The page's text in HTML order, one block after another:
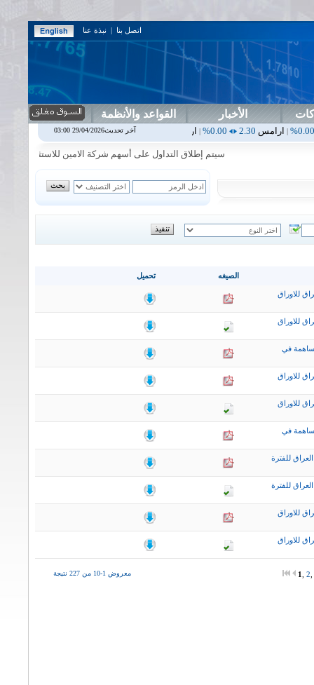
اتصل بنا | نبذة عنا
الأخبار القواعد والأنظمة
2.30
|اربيل 0.00
0.00
0.00%
|اسفنج
سيتم إطلاق التداول على أسهم شركة الامين للاستثمار المالي في
تحميل الصيغه
للاوراق
للاوراق
في
للاوراق
للاوراق
في
للفترة
للفترة
للاوراق
للاوراق
معروض 1-10 من 227 نتيجة 1 2